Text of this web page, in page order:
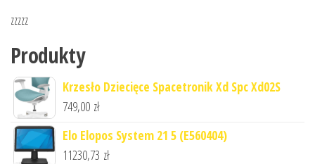
zzzzz
Produkty
Krzesło Dziecięce Spacetronik Xd Spc Xd02S
749,00 zł
Elo Elopos System 21 5 (E560404)
11230,73 zł